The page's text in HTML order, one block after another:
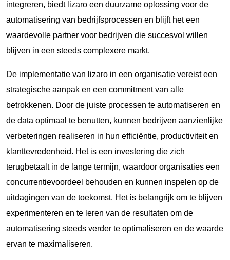
integreren, biedt lizaro een duurzame oplossing voor de
automatisering van bedrijfsprocessen en blijft het een
waardevolle partner voor bedrijven die succesvol willen
blijven in een steeds complexere markt.
De implementatie van lizaro in een organisatie vereist een
strategische aanpak en een commitment van alle
betrokkenen. Door de juiste processen te automatiseren en
de data optimaal te benutten, kunnen bedrijven aanzienlijke
verbeteringen realiseren in hun efficiëntie, productiviteit en
klanttevredenheid. Het is een investering die zich
terugbetaalt in de lange termijn, waardoor organisaties een
concurrentievoordeel behouden en kunnen inspelen op de
uitdagingen van de toekomst. Het is belangrijk om te blijven
experimenteren en te leren van de resultaten om de
automatisering steeds verder te optimaliseren en de waarde
ervan te maximaliseren.